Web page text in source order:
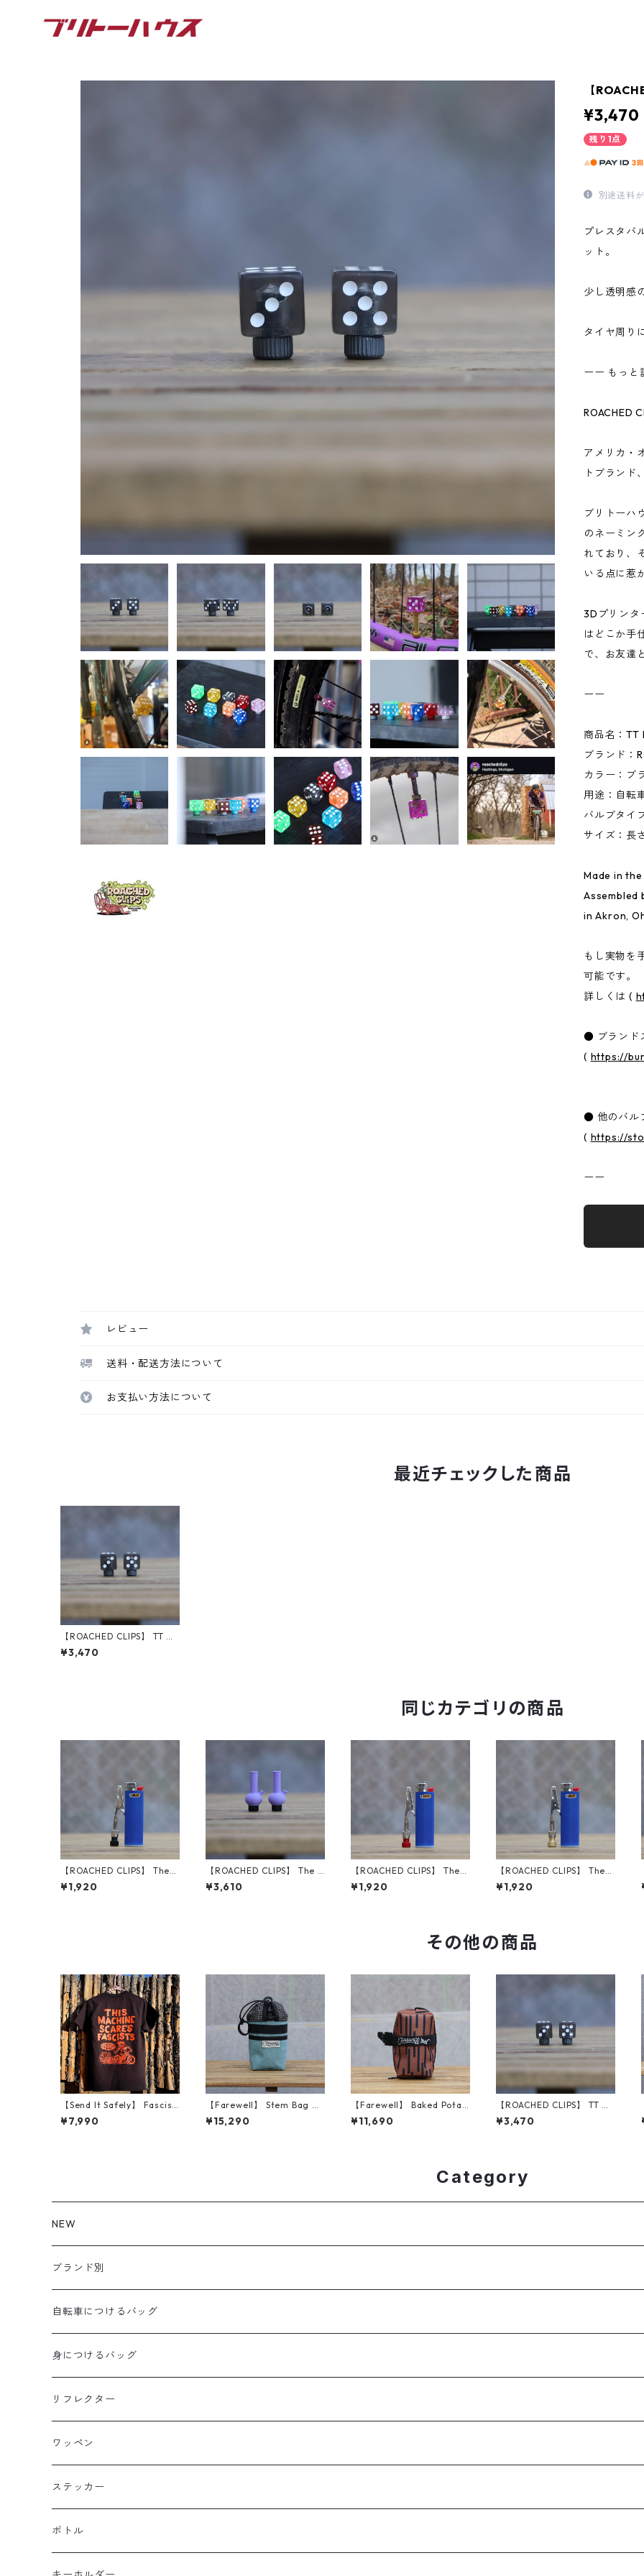
【
¥3,470
残り1点
別途送料
プレスタバ
ット。
少し透明感
タイヤ周り
ーー もっと
ROACHED
アメリカ・
トブランド
ブリトーハ
のネーミン
れており、
いる点に惹
3Dプリンタ
はどこか手
で、お友達
ーー
商品名：TT
ブランド：
カラー：ブ
用途：自転
バルブタイ
サイズ：長
Made in the
Assembled
in Akron,
もし実物を
可能です。
詳しくは (
● ブランド
( https://
● 他のバル
( https://
ーー
レビュー
送料・配送方法について
お支払い方法について
最近チェックした商品
【ROACHED CLIPS】 TT DI
CE (Black)
¥3,470
同じカテゴリの商品
【ROACHED CLIPS】 The
O.G. (Black)
¥1,920
【ROACHED CLIPS】 The B
0ng Rager Caps
¥3,610
【ROACHED CLIPS】 The
O.G. (Red)
¥1,920
【ROACHED CLIPS】 The
O.G. (Gold)
¥1,920
その他の商品
【Send It Safely】 Fascist
Cycling Shirt
¥7,990
【Farewell】 Stem Bag V2
（Glacier Blue X11）
¥15,290
【Farewell】 Baked Potat
o™ （Brawn Rain Camo）
¥11,690
【ROACHED CLIPS】 TT DI
CE (Black)
¥3,470
Category
NEW
ブランド別
aldr works
B3
Baby Legs Bags
Bike Friday
BOGEWORKS
Burrito House Original
自転車につけるバッグ
WALD 用バッグ
ハンドルバーバッグ
トップチューブバッグ
フォークバッグ
ステムバッグ
身につけるバッグ
ヒップバッグ
トートバッグ
サコッシュ
ポーチ・財布
リフレクター
ワッペン
ステッカー
ボトル